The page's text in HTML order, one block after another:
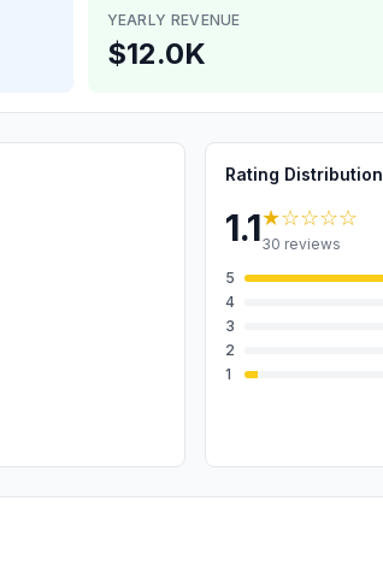
YEARLY REVENUE
$12.0K
Rating Distribution
1.1★☆☆☆☆
30 reviews
5
4
3
2
1